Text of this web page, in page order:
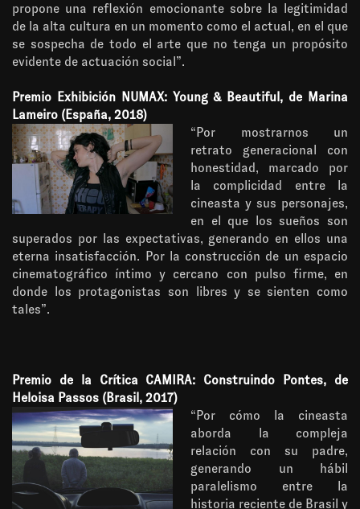
propone una reflexión emocionante sobre la legitimidad
de la alta cultura en un momento como el actual, en el que
se sospecha de todo el arte que no tenga un propósito
evidente de actuación social”.
Premio Exhibición NUMAX: Young & Beautiful, de Marina
Lameiro (España, 2018)
“Por mostrarnos un
retrato generacional con
honestidad, marcado por
la complicidad entre la
cineasta y sus personajes,
en el que los sueños son
superados por las expectativas, generando en ellos una
eterna insatisfacción. Por la construcción de un espacio
cinematográfico íntimo y cercano con pulso firme, en
donde los protagonistas son libres y se sienten como
tales”.
Premio de la Crítica CAMIRA: Construindo Pontes, de
Heloisa Passos (Brasil, 2017)
“Por cómo la cineasta
aborda la compleja
relación con su padre,
generando un hábil
paralelismo entre la
historia reciente de Brasil y